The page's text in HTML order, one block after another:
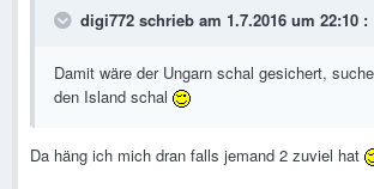
digi772 schrieb am 1.7.2016 um 22:10 :
Damit wäre der Ungarn schal gesichert,
den Island schal
Da häng ich mich dran falls jemand 2 zuviel hat